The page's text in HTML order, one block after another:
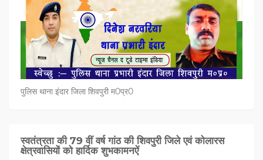
पुलिस थाना इंदार जिला शिवपुरी म0प्र0
स्वतंत्रता की 79 वीं वर्ष गांठ की शिवपुरी जिले एवं कोलारस
क्षेत्रवासियों को हार्दिक शुभकामनऐं